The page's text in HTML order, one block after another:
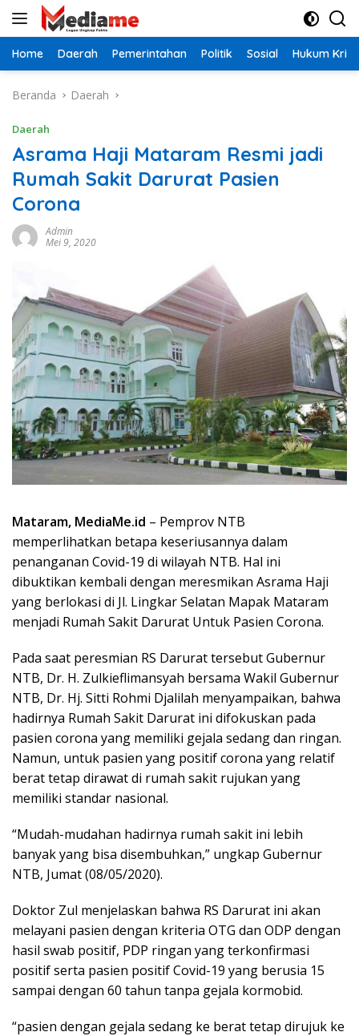
Langsung
Home Daerah Pemerintahan Politik Sosial Hukum
Beranda Daerah
Daerah
Asrama Haji Mataram Resmi jadi
Rumah Sakit Darurat Pasien
Corona
Admin
Mei 9, 2020
Mataram, MediaMe.id – Pemprov NTB
memperlihatkan betapa keseriusannya dalam
penanganan Covid-19 di wilayah NTB. Hal ini
dibuktikan kembali dengan meresmikan Asrama Haji
yang berlokasi di Jl. Lingkar Selatan Mapak Mataram
menjadi Rumah Sakit Darurat Untuk Pasien Corona.
Pada saat peresmian RS Darurat tersebut Gubernur
NTB, Dr. H. Zulkieflimansyah bersama Wakil Gubernur
NTB, Dr. Hj. Sitti Rohmi Djalilah menyampaikan, bahwa
hadirnya Rumah Sakit Darurat ini difokuskan pada
pasien corona yang memiliki gejala sedang dan ringan.
Namun, untuk pasien yang positif corona yang relatif
berat tetap dirawat di rumah sakit rujukan yang
memiliki standar nasional.
“Mudah-mudahan hadirnya rumah sakit ini lebih
banyak yang bisa disembuhkan,” ungkap Gubernur
NTB, Jumat (08/05/2020).
Doktor Zul menjelaskan bahwa RS Darurat ini akan
melayani pasien dengan kriteria OTG dan ODP dengan
hasil swab positif, PDP ringan yang terkonfirmasi
positif serta pasien positif Covid-19 yang berusia 15
sampai dengan 60 tahun tanpa gejala kormobid.
“pasien dengan gejala sedang ke berat tetap dirujuk ke